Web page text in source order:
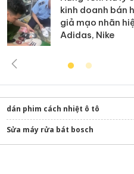
kinh doanh bán
giả mạo nhãn
Adidas, Nike
dán phim cách nhiệt ô tô
Sửa máy rửa bát bosch